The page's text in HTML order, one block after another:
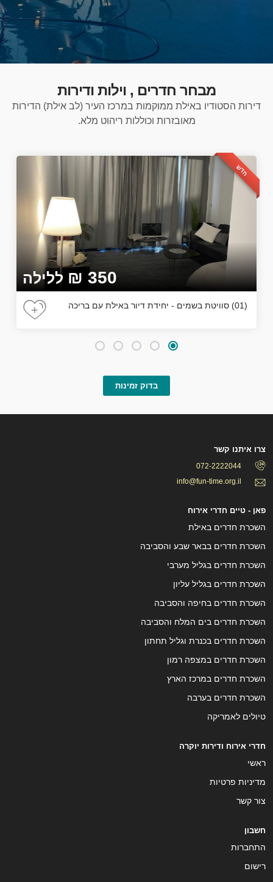
מבחר חדרים , וילות ודירות
דירות הסטודיו באילת ממוקמות במרכז העיר (לב אילת) הדירות
מאובזרות וכוללות ריהוט מלא.
חדש
₪ 350 ללילה
(01) סוויטת בשמים - יחידת דיור באילת עם בריכה +
בדוק זמינות
צרו איתנו קשר
072-2222044
info@fun-time.org.il
פאן - טיים חדרי אירוח
השכרת חדרים באילת
השכרת חדרים בבאר שבע והסביבה
השכרת חדרים בגליל מערבי
השכרת חדרים בגליל עליון
השכרת חדרים בחיפה והסביבה
השכרת חדרים בים המלח והסביבה
השכרת חדרים בכנרת וגליל תחתון
השכרת חדרים במצפה רמון
השכרת חדרים במרכז הארץ
השכרת חדרים בערבה
טיולים לאמריקה
חדרי אירוח ודירות יוקרה
ראשי
מדיניות פרטיות
צור קשר
חשבון
התחברות
רישום